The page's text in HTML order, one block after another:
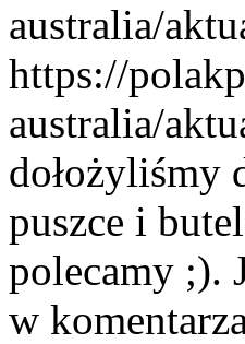
australia/
https://
australia/
dołożyliśmy
puszce i
polecamy ;).
w